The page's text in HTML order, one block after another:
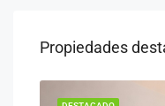
Propiedades